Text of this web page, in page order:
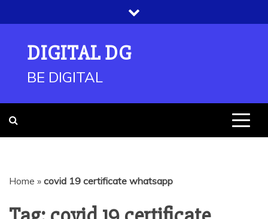
to
DIGITAL DG
BE DIGITAL
Home » covid 19 certificate whatsapp